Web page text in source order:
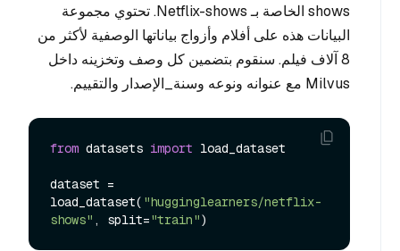
shows الخاصة بـ Netflix-shows. تحتوي مجموعة
البيانات هذه على أفلام وأزواج بياناتها الوصفية لأكثر من
8 آلاف فيلم. سنقوم بتضمين كل وصف وتخزينه داخل
Milvus مع عنوانه ونوعه وسنة_الإصدار والتقييم.
from datasets import load_dataset
dataset =
load_dataset( "hugginglearners/netflix-
shows" , split="train"